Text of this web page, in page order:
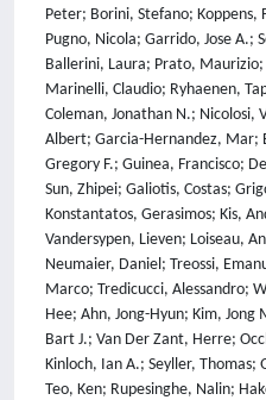
Peter; Borini, Stefano; Koppens,
Pugno, Nicola; Garrido, Jose A.;
Ballerini, Laura; Prato,
Marinelli, Claudio; Ryhaenen,
Coleman, Jonathan N.; Nicolosi,
Albert; Garcia-Hernandez, Mar;
Gregory F.; Guinea, Francisco;
Sun, Zhipei; Galiotis, Costas;
Konstantatos, Gerasimos; Kis,
Vandersypen, Lieven; Loiseau,
Neumaier, Daniel; Treossi,
Marco; Tredicucci, Alessandro;
Hee; Ahn, Jong-Hyun; Kim,
Bart J.; Van Der Zant, Herre;
Kinloch, Ian A.; Seyller, Thomas;
Teo, Ken; Rupesinghe, Nalin;